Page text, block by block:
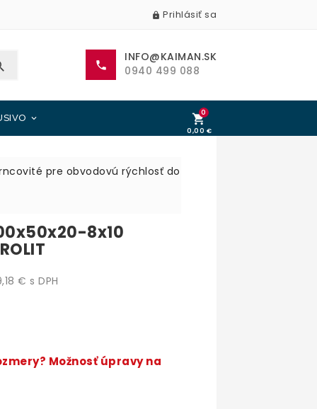
 Prihlásiť sa

INFO@KAIMAN.SK
0940 499 088
 
0
0,00 €
pre obvodovú rýchlosť do
8x10
€ s DPH
Možnosť úpravy na